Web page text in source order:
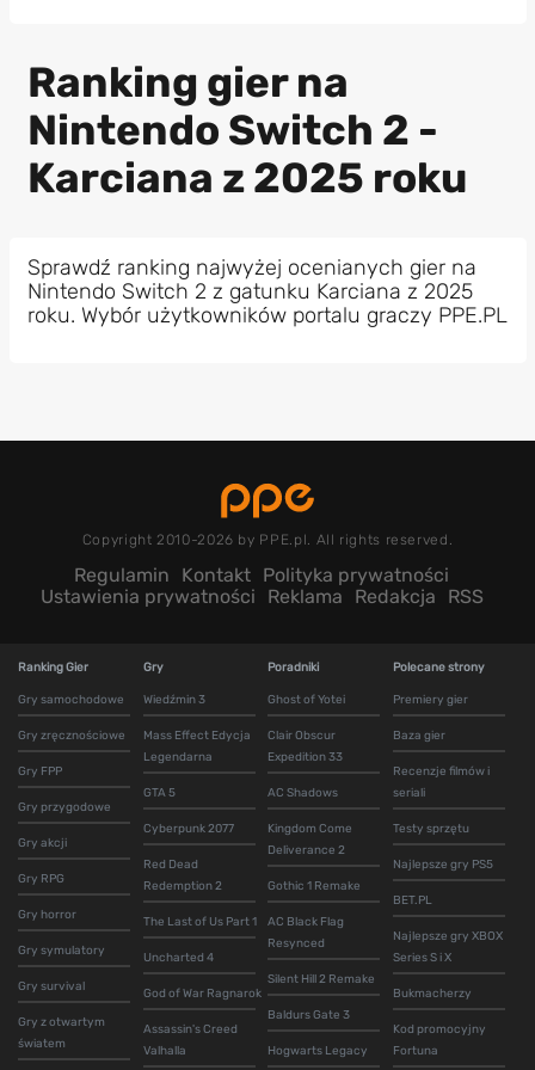
Ranking gier na
Nintendo Switch 2 -
Karciana z 2025 roku
Sprawdź ranking najwyżej ocenianych gier na
Nintendo Switch 2 z gatunku Karciana z 2025
roku. Wybór użytkowników portalu graczy PPE.PL
Copyright 2010-2026 by PPE.pl. All rights reserved.
Regulamin Kontakt Polityka prywatności
Ustawienia prywatności
Reklama Redakcja RSS
Ranking Gier
Gry samochodowe
Gry zręcznościowe
Gry FPP
Gry przygodowe
Gry akcji
Gry RPG
Gry horror
Gry symulatory
Gry survival
Gry z otwartym
światem
Gry
Wiedźmin 3
Mass Effect Edycja
Legendarna
GTA 5
Cyberpunk 2077
Red Dead
Redemption 2
The Last of Us Part 1
Uncharted 4
God of War Ragnarok
Assassin's Creed
Valhalla
Poradniki
Ghost of Yotei
Clair Obscur
Expedition 33
AC Shadows
Kingdom Come
Deliverance 2
Gothic 1 Remake
AC Black Flag
Resynced
Silent Hill 2 Remake
Baldurs Gate 3
Hogwarts Legacy
Polecane strony
Premiery gier
Baza gier
Recenzje filmów i
seriali
Testy sprzętu
Najlepsze gry PS5
BET.PL
Najlepsze gry XBOX
Series S i X
Bukmacherzy
Kod promocyjny
Fortuna